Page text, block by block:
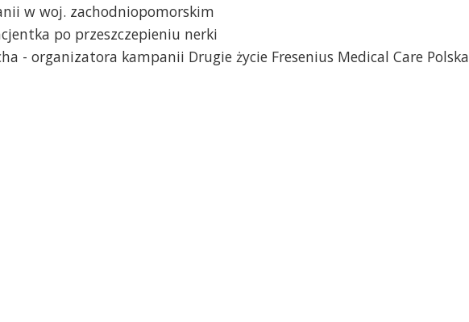
w woj. zachodniopomorskim
po przeszczepieniu nerki
- organizatora kampanii Drugie życie Fresenius Medical Care Polska